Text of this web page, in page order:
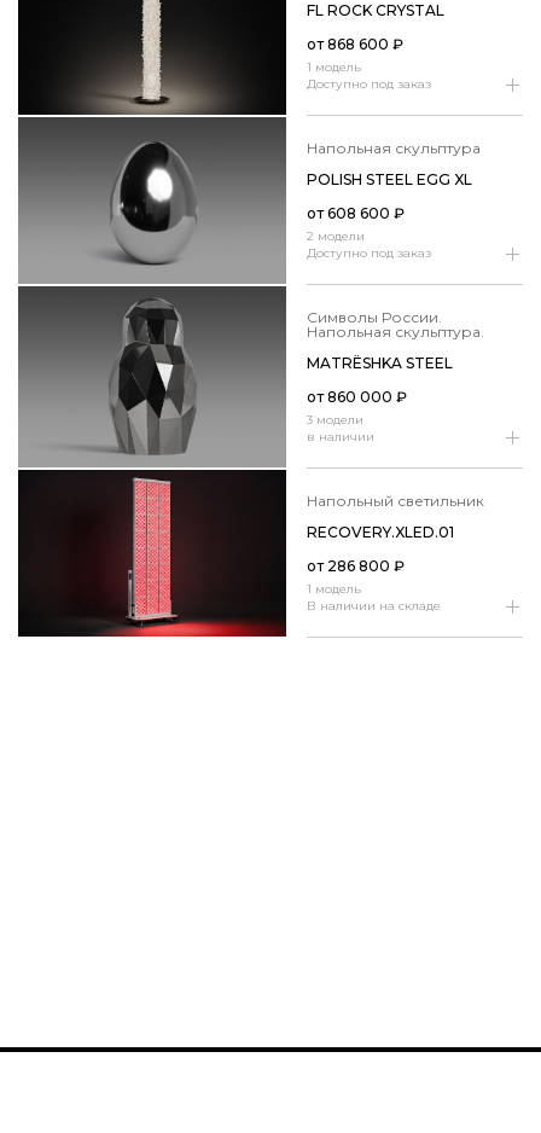
1 модель
Доступно под заказ
FL ROCK CRYSTAL
от868 600 ₽
напольная скульптура
2 модели
Доступно под заказ
POLISH STEEL EGG XL
от608 600 ₽
Символы России.
Напольная скульптура.
3 модели
в наличии
MATRЁSHKA STEEL
от860 000 ₽
напольный светильник
1 модель
В наличии на складе
RECOVERY.​XLED.​01
от 286 800 ₽